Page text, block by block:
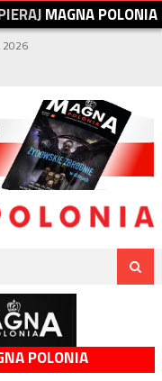
IERAJMAGNAPOLONIA
2026
POLONIA